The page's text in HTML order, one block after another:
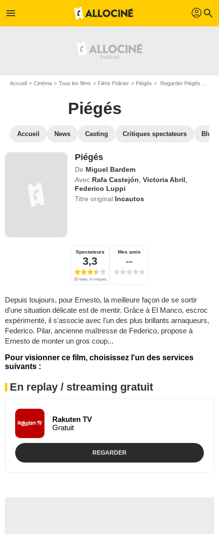
menu profil search
Accueil Cinéma Tous les films Films Policier Piégés Regarder Piégés en SVOD
Piégés
Accueil News Casting Critiques spectateurs Blu-
Piégés
De Miguel Bardem
Avec Rafa Castejón ,Victoria Abril
Federico Luppi
Titre original Incautos
Spectateurs
3,3
20 notes, 4 critiques
Mes amis
--
Depuis toujours, pour Ernesto, la meilleure façon de se sortir
d'une situation délicate est de mentir. Grâce à El Manco, escroc
expérimenté, il s'associe avec l'un des plus brillants arnaqueurs,
Federico. Pilar, ancienne maîtresse de Federico, propose à
Ernesto de monter un gros coup...
Pour visionner ce film, choisissez l'un des services
suivants :
En replay / streaming gratuit
Rakuten TV
Gratuit
REGARDER